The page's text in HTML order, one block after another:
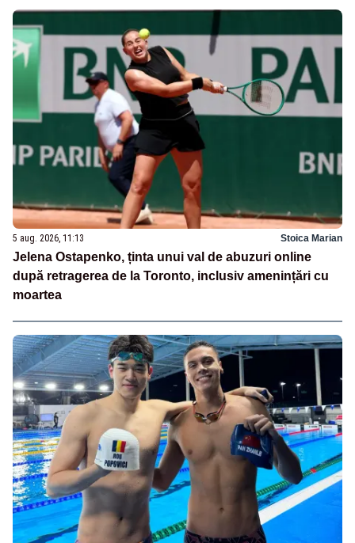
5 aug. 2026, 11:13 Stoica Marian
Jelena Ostapenko, ținta unui val de abuzuri online
după retragerea de la Toronto, inclusiv amenințări cu
moartea